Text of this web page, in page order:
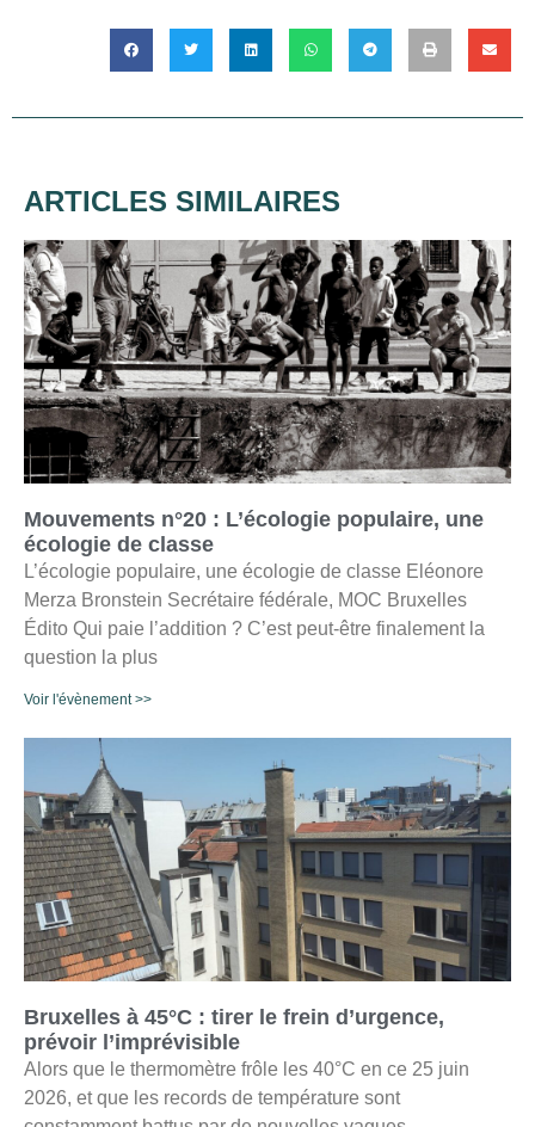
ARTICLES SIMILAIRES
Mouvements n°20 : L’écologie populaire, une
écologie de classe
L’écologie populaire, une écologie de classe Eléonore
Merza Bronstein Secrétaire fédérale, MOC Bruxelles
Édito Qui paie l’addition ? C’est peut-être finalement la
question la plus
Voir l'évènement >>
Bruxelles à 45°C : tirer le frein d’urgence,
prévoir l’imprévisible
Alors que le thermomètre frôle les 40°C en ce 25 juin
2026, et que les records de température sont